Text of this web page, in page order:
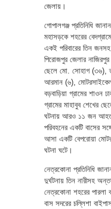
জেলায়।
গোপালগঞ্জ প্রতিনিধি
মহাসড়কে শহরের
একই পরিবারের তিন
পিরোজপুর জেলার
ছেলে মো. সোহাগ (৩৬),
আরমান (৬), মোটরসাইকেল
বড়বাড়িয়া গ্রামের
গ্রামের মাহাবুব শেখের
ঘটনায় আরও ১১ জন আহত
পরিবহনের একটি বাসের
আসা একটি বেপরোয়া
ঘটনা ঘটে।
নেত্রকোনা প্রতিনিধি
দুর্ঘটনায় তিন নারীসহ
নেত্রকোনা শহরের পারলা
বাস সদরের চল্লিশা